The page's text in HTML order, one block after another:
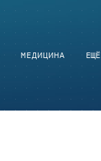
ЕЩЁ
МЕДИЦИНА